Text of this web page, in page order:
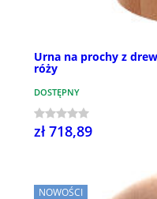
Urna na prochy z
róży
DOSTĘPNY
zł 718,89
NOWOŚCI